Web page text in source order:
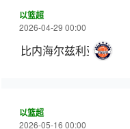
以篮超
2026-04-29 00:00
比内海尔兹利亚
以篮超
2026-05-16 00:00